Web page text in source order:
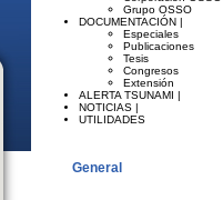
Grupo OSSO
DOCUMENTACIÓN |
Especiales
Publicaciones
Tesis
Congresos
Extensión
ALERTA TSUNAMI |
NOTICIAS |
UTILIDADES
General